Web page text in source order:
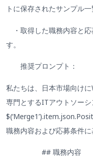
トに保存されたサンプル
・取得した職務内容と応
す。
推奨プロンプト：
私たちは、日本市場向け
専門とするITアウトソー
職務内容および応募条件に
## 職務内容